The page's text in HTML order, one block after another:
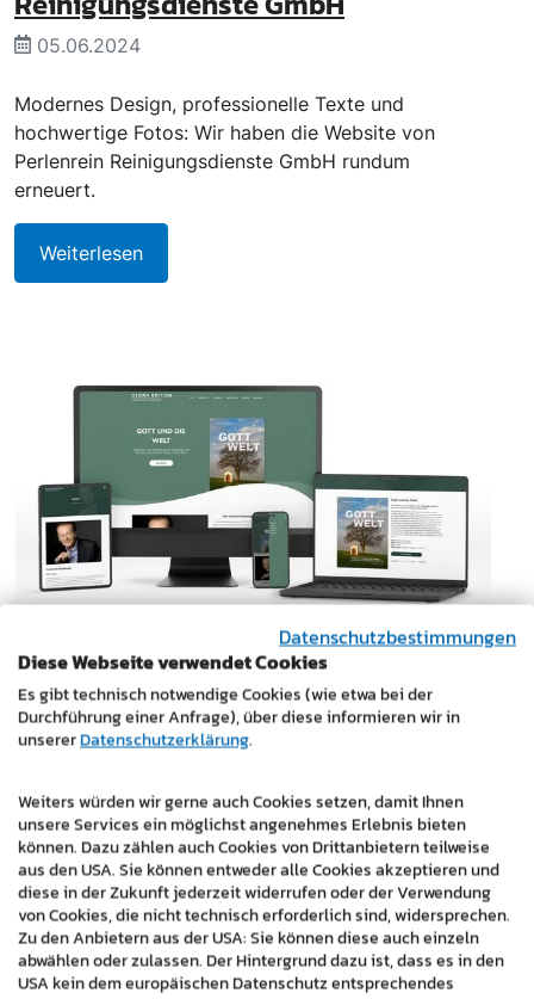
05.06.2024
Modernes Design, professionelle Texte und
hochwertige Fotos: Wir haben die Website von
Perlenrein Reinigungsdienste GmbH rundum
erneuert.
Weiterlesen
Neue Website für christlichen
Buchverlag - Olona Edition
24.05.2024
Moderner Webauftritt für den christlichen
Buchverlag Olona Edition. Klares Design, perfekte
Lesbarkeit auf allen Geräten und Strategien für
mehr…
Weiterlesen
Datenschutzbestimmungen
Diese Webseite verwendet Cookies
Es gibt technisch notwendige Cookies (wie etwa bei der
Durchführung einer Anfrage), über diese informieren wir in
unsererDatenschutzerklärung.
Weiters würden wir gerne auch Cookies setzen, damit Ihnen
unsere Services ein möglichst angenehmes Erlebnis bieten
können. Dazu zählen auch Cookies von Drittanbietern teilweise
aus den USA. Sie können entweder alle Cookies akzeptieren und
diese in der Zukunft jederzeit widerrufen oder der Verwendung
von Cookies, die nicht technisch erforderlich sind, widersprechen.
Zu den Anbietern aus der USA: Sie können diese auch einzeln
abwählen oder zulassen. Der Hintergrund dazu ist, dass es in den
USA kein dem europäischen Datenschutz entsprechendes